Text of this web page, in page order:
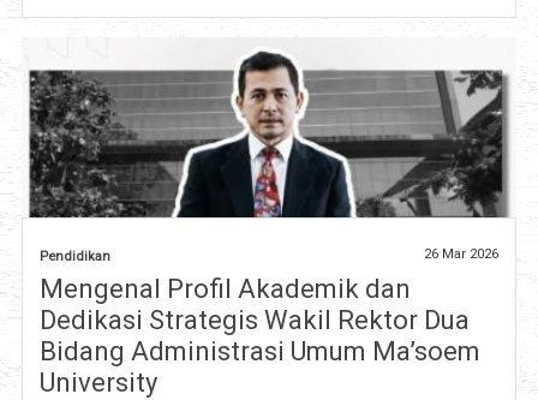
Pendidikan 26 Mar 2026
Mengenal Profil Akademik dan
Dedikasi Strategis Wakil Rektor Dua
Bidang Administrasi Umum Ma’soem
University